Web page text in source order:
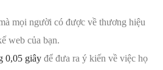
mọi người có được về thương hiệu
web của bạn.
0,05 giây để đưa ra ý kiến ​​về việc họ